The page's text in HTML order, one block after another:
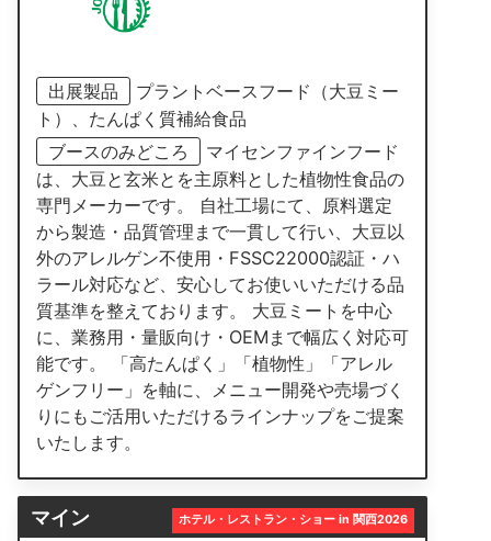
出展製品
プラントベースフード（大豆ミー
ト）、たんぱく質補給食品
ブースのみどころ
マイセンファインフード
は、大豆と玄米とを主原料とした植物性食品の
専門メーカーです。 自社工場にて、原料選定
から製造・品質管理まで一貫して行い、大豆以
外のアレルゲン不使用・FSSC22000認証・ハ
ラール対応など、安心してお使いいただける品
質基準を整えております。 大豆ミートを中心
に、業務用・量販向け・OEMまで幅広く対応可
能です。 「高たんぱく」「植物性」「アレル
ゲンフリー」を軸に、メニュー開発や売場づく
りにもご活用いただけるラインナップをご提案
いたします。
マイン ホテル・レストラン・ショー in 関西2026